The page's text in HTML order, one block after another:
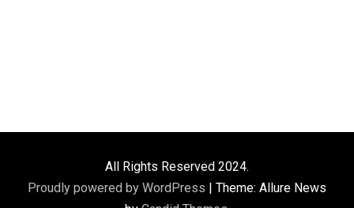
All Rights Reserved 2024.
Proudly powered by WordPress
Theme: Allure News